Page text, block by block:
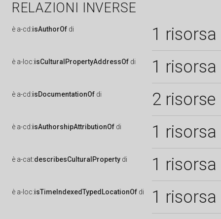
RELAZIONI INVERSE
è a-cd:isAuthorOf di 1 risorsa
è a-loc:isCulturalPropertyAddressOf di 1 risorsa
è a-cd:isDocumentationOf di 2 risorse
è a-cd:isAuthorshipAttributionOf di 1 risorsa
è a-cat:describesCulturalProperty di 1 risorsa
è a-loc:isTimeIndexedTypedLocationOf di 1 risorsa